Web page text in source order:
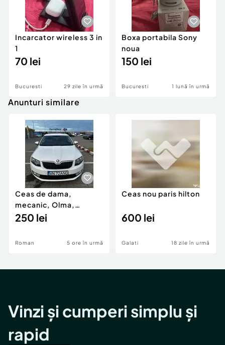
Incarcator wireless 3 in
1
70 lei
Bucuresti 29 zile în urmă
Boxa portabila Sony
noua
150 lei
Bucuresti 1 lună în urmă
Anunturi similare
Ceas de dama,
mecanic, Olma,
elvetian.
250 lei
Roman 5 ore în urmă
Ceas nou paris hilton
600 lei
Galati 18 zile în urmă
Vinzi și cumperi simplu și
rapid